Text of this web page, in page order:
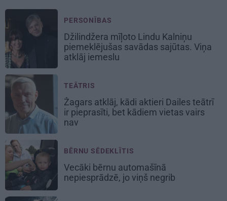
PERSONĪBAS
Džilindžera mīļoto Lindu Kalniņu
piemeklējušas savādas sajūtas. Viņa
atklāj iemeslu
TEĀTRIS
Žagars atklāj, kādi aktieri Dailes teātrī
ir pieprasīti, bet kādiem vietas vairs
nav
BĒRNU SĒDEKLĪTIS
Vecāki bērnu automašīnā
nepiesprādzē, jo viņš negrib